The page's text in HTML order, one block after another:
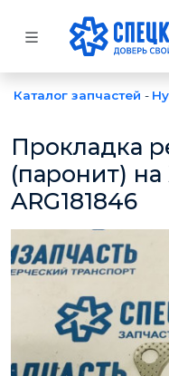
Каталог запчастей -
Прокладка
(паронит)
ARG181846